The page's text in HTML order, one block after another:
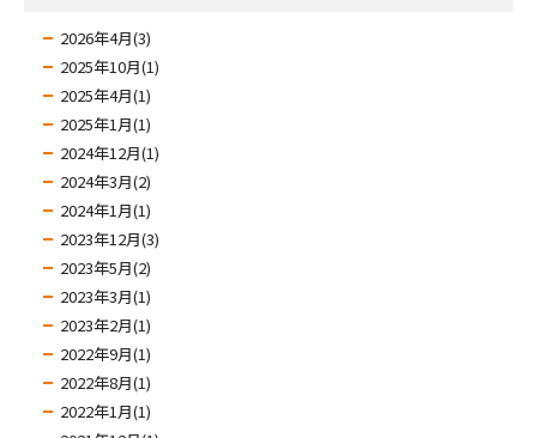
2026年4月(3)
2025年10月(1)
2025年4月(1)
2025年1月(1)
2024年12月(1)
2024年3月(2)
2024年1月(1)
2023年12月(3)
2023年5月(2)
2023年3月(1)
2023年2月(1)
2022年9月(1)
2022年8月(1)
2022年1月(1)